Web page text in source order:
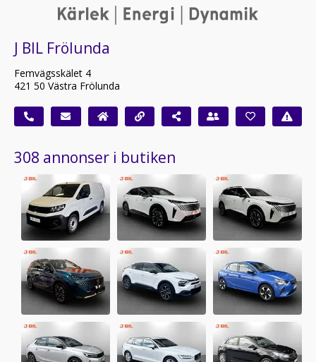
J BIL Frölunda
Femvägsskälet 4
421 50 Västra Frölunda
308 annonser i butiken